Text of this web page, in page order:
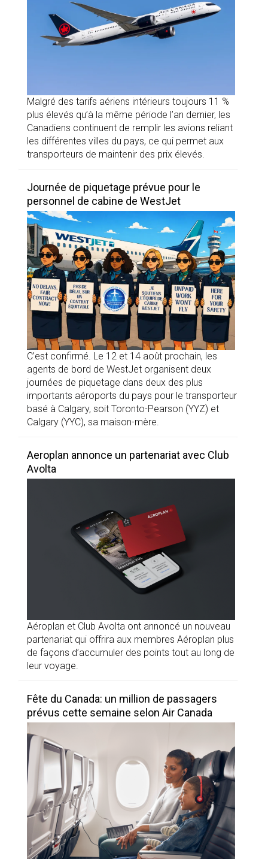
Malgré des tarifs aériens intérieurs toujours 11 %
plus élevés qu’à la même période l’an dernier, les
Canadiens continuent de remplir les avions reliant
les différentes villes du pays, ce qui permet aux
transporteurs de maintenir des prix élevés.
Journée de piquetage prévue pour le
personnel de cabine de WestJet
C’est confirmé. Le 12 et 14 août prochain, les
agents de bord de WestJet organisent deux
journées de piquetage dans deux des plus
importants aéroports du pays pour le transporteur
basé à Calgary, soit Toronto-Pearson (YYZ) et
Calgary (YYC), sa maison-mère.
Aeroplan annonce un partenariat avec Club
Avolta
Aéroplan et Club Avolta ont annoncé un nouveau
partenariat qui offrira aux membres Aéroplan plus
de façons d’accumuler des points tout au long de
leur voyage.
Fête du Canada: un million de passagers
prévus cette semaine selon Air Canada